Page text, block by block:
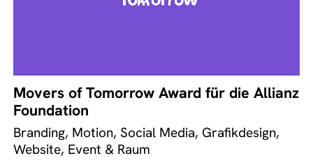
Movers of Tomorrow Award für die Allianz
Foundation
Branding, Motion, Social Media, Grafikdesign,
Website, Event & Raum